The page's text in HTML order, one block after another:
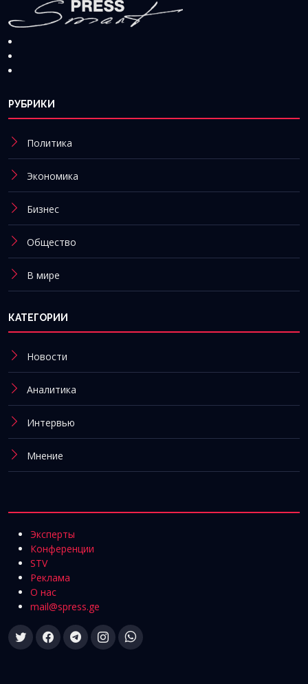
РУБРИКИ
Политика
Экономика
Бизнес
Общество
В мире
КАТЕГОРИИ
Новости
Аналитика
Интервью
Мнение
Эксперты
Конференции
STV
Реклама
О нас
mail@spress.ge